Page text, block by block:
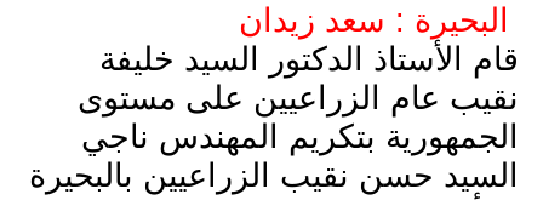
البحيرة : سعد زيدان
قام الأستاذ الدكتور السيد خليفة
نقيب عام الزراعيين على مستوى
الجمهورية بتكريم المهندس ناجي
السيد حسن نقيب الزراعيين بالبحيرة